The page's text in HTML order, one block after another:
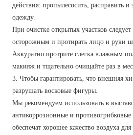
действия: пропылесосить, расправить и
одежду.
При очистке открытых участков
осторожным и протирать лицо и руки
Аккуратно протрите слегка влажным
макияж и тщательно очищайте раз в
3. Чтобы гарантировать, что внешняя
разрушать восковые фигуры.
Мы рекомендуем использовать в
антикоррозионные и противогрибковые
обеспечат хорошее качество воздуха